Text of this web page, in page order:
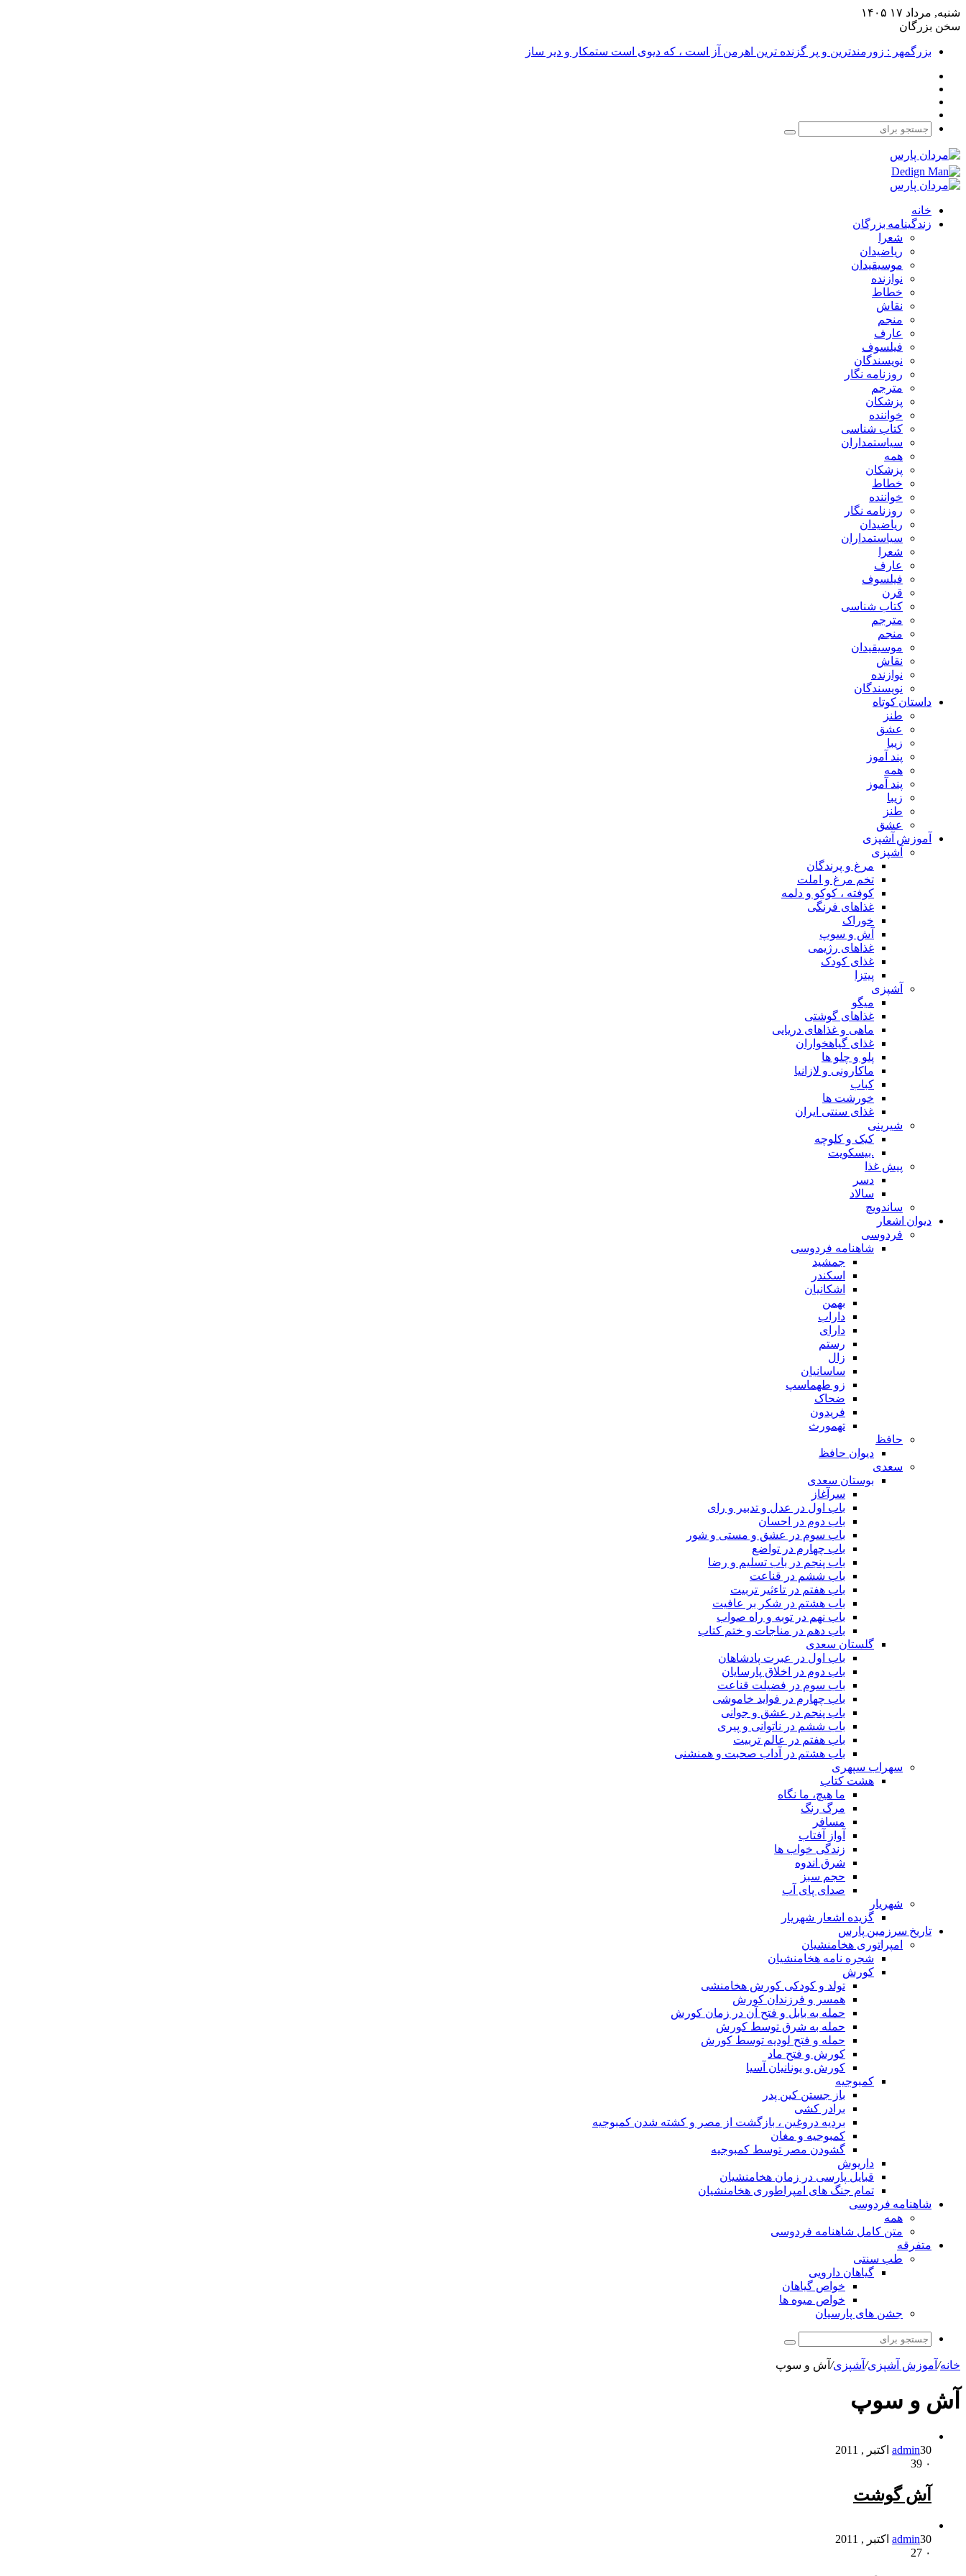
شنبه, مرداد ۱۷ ۱۴۰۵
سخن بزرگان
بزرگمهر : زورمندترین و پر گزنده ترین اهرمن آز است ، که دیوی است ستمکار و دیر ساز
جستجو
خانه
زندگینامه بزرگان
شعرا
ریاضیدان
موسیقیدان
نوازنده
خطاط
نقاش
منجم
عارف
فیلسوف
نویسندگان
روزنامه نگار
مترجم
پزشکان
خواننده
کتاب شناسی
سیاستمداران
همه
پزشکان
خطاط
خواننده
روزنامه نگار
ریاضیدان
سیاستمداران
شعرا
عارف
فیلسوف
قرن
کتاب شناسی
مترجم
منجم
موسیقیدان
نقاش
نوازنده
نویسندگان
داستان کوتاه
طنز
عشق
زیبا
پند آموز
همه
پند آموز
زیبا
طنز
عشق
آموزش آشپزی
آشپزی
مرغ و پرندگان
تخم مرغ و املت
کوفته ، کوکو و دلمه
غذاهای فرنگی
خوراک
آش و سوپ
غذاهای رژیمی
غذای کودک
پیتزا
آشپزی
میگو
غذاهای گوشتی
ماهی و غذاهای دریایی
غذای گیاهخواران
پلو و چلو ها
ماکارونی و لازانیا
کباب
خورشت ها
غذای سنتی ایران
شیرینی
کیک و کلوچه
.بیسکویت
پیش غذا
دسر
سالاد
ساندویچ
دیوان اشعار
فردوسی
شاهنامه فردوسی
جمشید
اسکندر
اشکانیان
بهمن
داراب
دارای
رستم
زال
ساسانیان
زو طهماسپ‏
ضحاک
فریدون
تهمورث
حافظ
دیوان حافظ
سعدی
بوستان سعدی
سرآغاز
باب اول در عدل و تدبیر و رای
باب دوم در احسان
باب سوم در عشق و مستی و شور
باب چهارم در تواضع
باب پنجم در باب تسلیم و رضا
باب ششم در قناعت
باب هفتم در تاءثیر تربیت
باب هشتم در شکر بر عافیت
باب نهم در توبه و راه صواب
باب دهم در مناجات و ختم کتاب
گلستان سعدی
باب اول در عبرت پادشاهان
باب دوم در اخلاق پارسایان
باب سوم در فضیلت قناعت
باب چهارم در فواید خاموشى
باب پنجم در عشق و جوانى
باب ششم در ناتوانى و پیرى
باب هفتم در عالم تربیت
باب هشتم در آداب صحبت و همنشنى
سهراب سپهری
هشت کتاب
ما هیچ، ما نگاه
مرگ رنگ
مسافر
آواز آفتاب
زندگی خواب ها
شرق اندوه
حجم سبز
صدای پای آب
شهریار
گزیده اشعار شهریار
تاریخ سرزمین پارس
امپراتوری هخامنشیان
شجره نامه هخامنشیان
کورش
تولد و کودکی کورش هخامنشی
همسر و فرزندان کورش
حمله به بابل و فتح آن در زمان کورش
حمله به شرق توسط کورش
حمله و فتح لودیه توسط کورش
کورش و فتح ماد
کورش و یونانیان آسیا
کمبوجیه
باز جستن کین پدر
برادر کشی
بردیه دروغین ، بازگشت از مصر و کشته شدن کمبوجیه
کمبوجیه و مغان
گشودن مصر توسط کمبوجیه
داریوش
قبایل پارسی در زمان هخامنشیان
تمام جنگ های امپراطوری هخامنشیان
شاهنامه فردوسی
همه
متن کامل شاهنامه فردوسی
متفرقه
طب سنتی
گیاهان دارویی
خواص گیاهان
خواص میوه ها
جشن های پارسیان
جستجو
خانه/ آموزش آشپزی/ آشپزی/ آش و سوپ
آش و سوپ
admin30 اکتبر , 2011
۰
آش گوشت
admin30 اکتبر , 2011
۰